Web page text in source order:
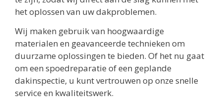
het oplossen van uw dakproblemen.
Wij maken gebruik van hoogwaardige
materialen en geavanceerde technieken om
duurzame oplossingen te bieden. Of het nu gaat
om een spoedreparatie of een geplande
dakinspectie, u kunt vertrouwen op onze snelle
service en kwaliteitswerk.